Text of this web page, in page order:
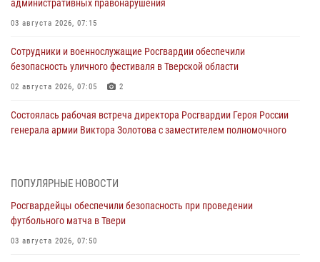
административных правонарушения
03 августа 2026, 07:15
Сотрудники и военнослужащие Росгвардии обеспечили
безопасность уличного фестиваля в Тверской области
02 августа 2026, 07:05 2
Состоялась рабочая встреча директора Росгвардии Героя России
генерала армии Виктора Золотова с заместителем полномочного
31 июля 2026, 05:42 4
Росгвардейцы в Твери приняли участие в молебне, посвященном
Дню Крещения Руси
28 июля 2026, 11:30
ПОПУЛЯРНЫЕ НОВОСТИ
Росгвардейцы обеспечили безопасность при проведении
футбольного матча в Твери
03 августа 2026, 07:50